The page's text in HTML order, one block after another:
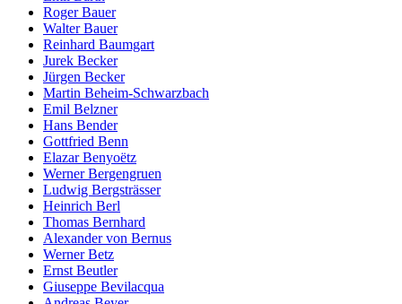
Roger Bauer
Walter Bauer
Reinhard Baumgart
Jurek Becker
Jürgen Becker
Martin Beheim-Schwarzbach
Emil Belzner
Hans Bender
Gottfried Benn
Elazar Benyoëtz
Werner Bergengruen
Ludwig Bergsträsser
Heinrich Berl
Thomas Bernhard
Alexander von Bernus
Werner Betz
Ernst Beutler
Giuseppe Bevilacqua